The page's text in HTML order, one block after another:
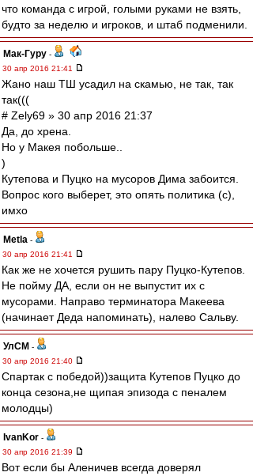
что команда с игрой, голыми руками не взять,
будто за неделю и игроков, и штаб подменили.
Мак-Гуру -
30 апр 2016 21:41
Жано наш ТШ усадил на скамью, не так, так
так(((
# Zely69 » 30 апр 2016 21:37
Да, до хрена.
Но у Макея побольше..
)
Кутепова и Пуцко на мусоров Дима забоится.
Вопрос кого выберет, это опять политика (с),
имхо
Metla -
30 апр 2016 21:41
Как же не хочется рушить пару Пуцко-Кутепов.
Не пойму ДА, если он не выпустит их с
мусорами. Направо терминатора Макеева
(начинает Деда напоминать), налево Сальву.
УлСМ -
30 апр 2016 21:40
Спартак с победой))защита Кутепов Пуцко до
конца сезона,не щипая эпизода с пеналем
молодцы)
IvanKor -
30 апр 2016 21:39
Вот если бы Аленичев всегда доверял